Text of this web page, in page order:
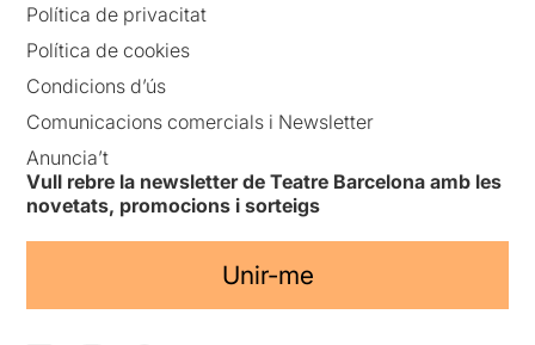
Política de privacitat
Política de cookies
Condicions d’ús
Comunicacions comercials i Newsletter
Anuncia’t
Vull rebre la newsletter de Teatre Barcelona amb les
novetats, promocions i sorteigs
Unir-me